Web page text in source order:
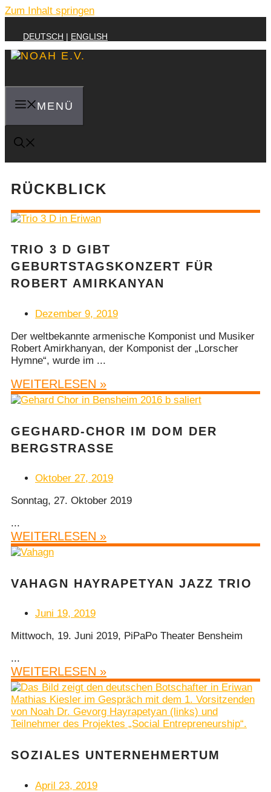
Zum Inhalt springen
DEUTSCH | ENGLISH
MENÜ
RÜCKBLICK
TRIO 3 D GIBT
GEBURTSTAGSKONZERT FÜR
ROBERT AMIRKANYAN
Dezember 9, 2019
Der weltbekannte armenische Komponist und Musiker
Robert Amirkhanyan, der Komponist der „Lorscher
Hymne“, wurde im ...
WEITERLESEN »
GEGHARD-CHOR IM DOM DER
BERGSTRASSE
Oktober 27, 2019
Sonntag, 27. Oktober 2019
...
WEITERLESEN »
VAHAGN HAYRAPETYAN JAZZ TRIO
Juni 19, 2019
Mittwoch, 19. Juni 2019, PiPaPo Theater Bensheim
...
WEITERLESEN »
SOZIALES UNTERNEHMERTUM
April 23, 2019